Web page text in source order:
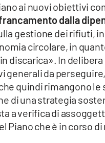
ai nuovi obiettivi
dalla
gestione dei rifiuti,
circolare, in
discarica». In
generali da
quindi rimangono le
di una strategia
a verifica di
Piano che è in corso di